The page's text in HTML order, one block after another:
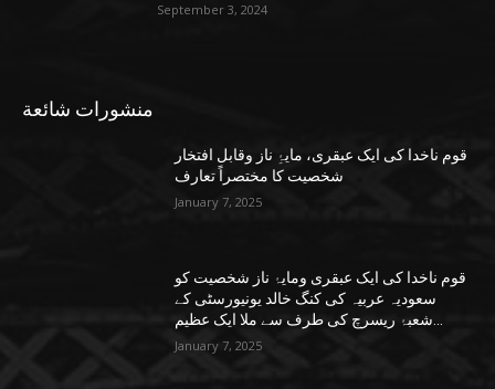
September 3, 2024
منشورات شائعة
قوم ناخدا کی ایک عبقری، مایۂِ ناز وقابل افتخار
شخصیت کا مختصراً تعارف
January 7, 2025
قوم ناخدا کی ایک عبقری ومایۂ ناز شخصیت کو
سعودیہ عربیہ کی کنگ خالد یونیورسٹی کے
شعبۂ ریسرچ کی طرف سے ملا ایک عظیم...
January 7, 2025